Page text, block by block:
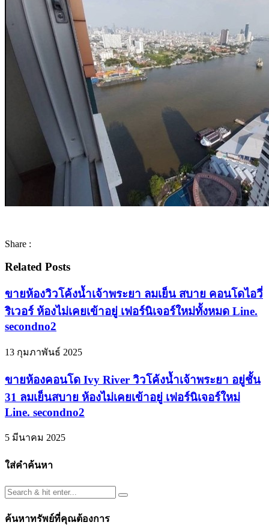
Share :
Related Posts
ขายห้องวิวโค้งน้ำเจ้าพระยา ลมเย็น สบาย คอนโดไอวี่
ริเวอร์ ห้องไม่เคยเข้าอยู่ เฟอร์นิเจอร์ใหม่ทั้งหมด Line.
secondno2
13 กุมภาพันธ์ 2025
ขายห้องคอนโด Ivy River วิวโค้งน้ำเจ้าพระยา อยู่ชั้น
31 ลมเย็นสบาย ห้องไม่เคยเข้าอยู่ เฟอร์นิเจอร์ใหม่
Line. secondno2
5 มีนาคม 2025
ใส่คำค้นหา
ค้นหาทรัพย์ที่คุณต้องการ